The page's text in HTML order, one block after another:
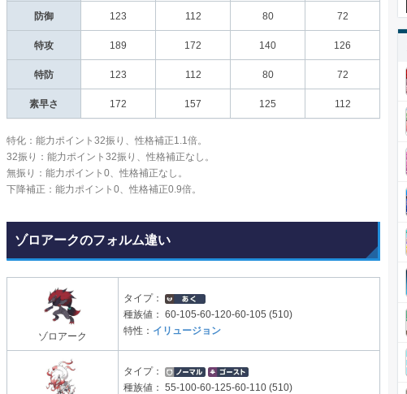
防御 123 112 80 72
特攻 189 172 140 126
特防 123 112 80 72
素早さ 172 157 125 112
特化：能力ポイント32振り、性格補正1.1倍。
32振り：能力ポイント32振り、性格補正なし。
無振り：能力ポイント0、性格補正なし。
下降補正：能力ポイント0、性格補正0.9倍。
ゾロアークのフォルム違い
ゾロアーク
タイプ：
種族値：
60-105-60-120-60-105 (510)
特性： イリュージョン
タイプ：
種族値：
55-100-60-125-60-110 (510)